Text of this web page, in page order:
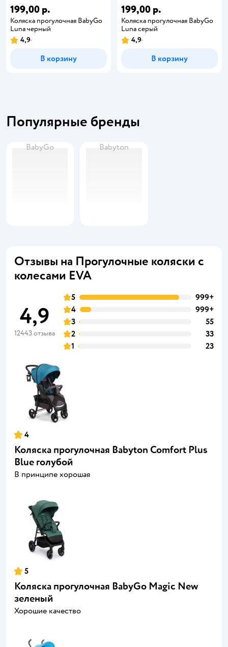
199,00 р.
Коляска прогулочная BabyGo
Luna черный
4,9
В корзину
199,00 р.
Коляска прогулочная BabyGo
Luna серый
4,9
В корзину
Популярные бренды
BabyGo Babyton
Отзывы на Прогулочные коляски с
колесами EVA
4,9
12443 отзыва
5
999+
4
999+
3
55
2
33
1
23
4
Коляска прогулочная Babyton Comfort Plus
Blue голубой
В принципе хорошая
5
Коляска прогулочная BabyGo Magic New
зеленый
Хорошие качество